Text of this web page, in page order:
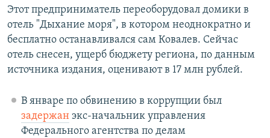
Этот предприниматель переоборудовал домики в
отель "Дыхание моря", в котором неоднократно и
бесплатно останавливался сам Ковалев. Сейчас
отель снесен, ущерб бюджету региона, по данным
источника издания, оценивают в 17 млн рублей.
В январе по обвинению в коррупции был
задержанэкс-начальник управления
Федерального агентства по делам